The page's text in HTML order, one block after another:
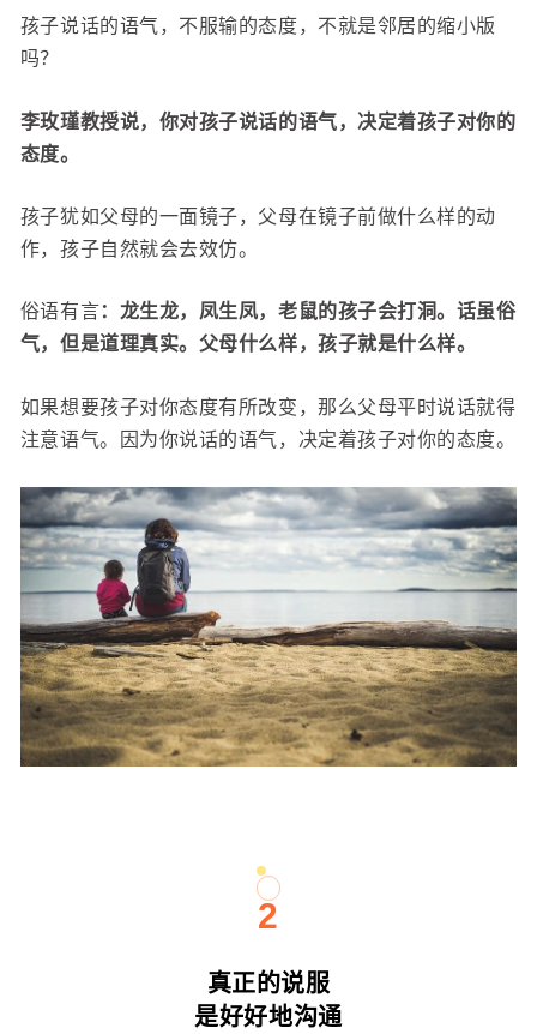
孩子说话的语气，不服输的态度，不就是邻居的缩小版
吗？
李玫瑾教授说，你对孩子说话的语气，决定着孩子对你的
态度。
孩子犹如父母的一面镜子，父母在镜子前做什么样的动
作，孩子自然就会去效仿。
俗语有言：龙生龙，凤生凤，老鼠的孩子会打洞。话虽俗
气，但是道理真实。父母什么样，孩子就是什么样。
如果想要孩子对你态度有所改变，那么父母平时说话就得
注意语气。因为你说话的语气，决定着孩子对你的态度。
2
真正的说服
是好好地沟通